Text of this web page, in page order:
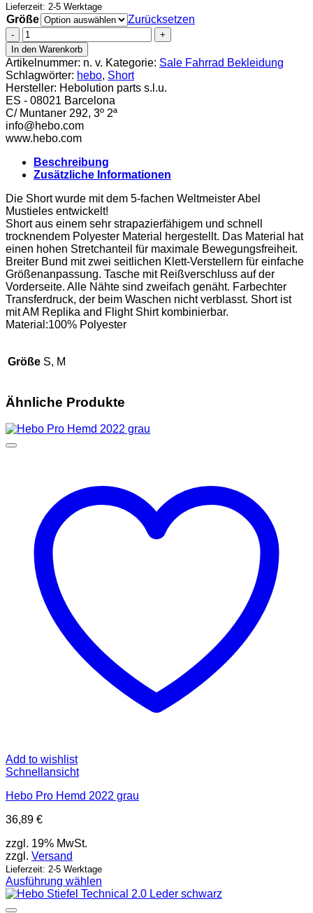
Lieferzeit: 2-5 Werktage
Größe
Zurücksetzen
Hebo
Short
Flight
grün
Menge
In den Warenkorb
Artikelnummer: n. v. Kategorie: Sale Fahrrad Bekleidung
Schlagwörter: hebo, Short
Hersteller: Hebolution parts s.l.u.
ES - 08021 Barcelona
C/ Muntaner 292, 3º 2ª
info@hebo.com
www.hebo.com
Beschreibung
Zusätzliche Informationen
Die Short wurde mit dem 5-fachen Weltmeister Abel
Mustieles entwickelt!
Short aus einem sehr strapazierfähigem und schnell
trocknendem Polyester Material hergestellt. Das Material hat
einen hohen Stretchanteil für maximale Bewegungsfreiheit.
Breiter Bund mit zwei seitlichen Klett-Verstellern für einfache
Größenanpassung. Tasche mit Reißverschluss auf der
Vorderseite. Alle Nähte sind zweifach genäht. Farbechter
Transferdruck, der beim Waschen nicht verblasst. Short ist
mit AM Replika and Flight Shirt kombinierbar.
Material:100% Polyester
Größe S, M
Ähnliche Produkte
Add to wishlist
Schnellansicht
Hebo Pro Hemd 2022 grau
36,89 €
zzgl. 19% MwSt.
zzgl. Versand
Lieferzeit: 2-5 Werktage
Ausführung wählen
Dieses
Produkt